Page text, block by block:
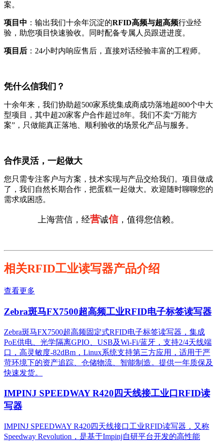
案。
项目中 ：输出我们十余年沉淀的RFID高频与超高频行业经
验，助您项目快速验收。同时配备专属人员跟进进度。
项目后 ：24小时内响应售后，直接对话经验丰富的工程师。
凭什么信我们？
十余年来，我们协助超500家系统集成商成功落地超800个中大
型项目，其中超20家客户合作超过8年。我们不卖“万能方
案”，只做能真正落地、顺利验收的场景化产品与服务。
合作灵活，一起做大
您只需专注客户与方案，技术实现与产品交给我们。项目做成
了，我们自然长期合作，把蛋糕一起做大。欢迎随时聊聊您的
需求或困惑。
上海营信，经营诚信，值得您信赖。
相关RFID工业读写器产品介绍
查看更多
Zebra斑马FX7500超高频工业RFID电子标签读写器
Zebra斑马FX7500超高频固定式RFID电子标签读写器，集成
PoE供电、光学隔离GPIO、USB及Wi-Fi/蓝牙，支持2/4天线端
口，高灵敏度-82dBm，Linux系统支持第三方应用，适用于严
苛环境下的资产追踪、仓储物流、智能制造。提供一年质保及
快速发货。
IMPINJ SPEEDWAY R420四天线接工业口RFID读
写器
IMPINJ SPEEDWAY R420四天线接口工业RFID读写器，又称
Speedway Revolution，是基于Impinj自研平台开发的高性能